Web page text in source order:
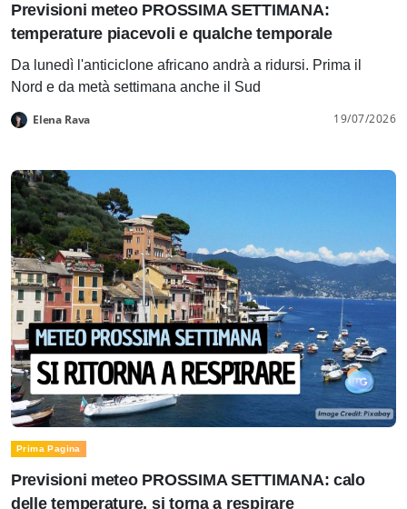
Previsioni meteo PROSSIMA SETTIMANA:
temperature piacevoli e qualche temporale
Da lunedì l'anticiclone africano andrà a ridursi. Prima il
Nord e da metà settimana anche il Sud
Elena Rava 19/07/2026
Prima Pagina
Previsioni meteo PROSSIMA SETTIMANA: calo
delle temperature, si torna a respirare